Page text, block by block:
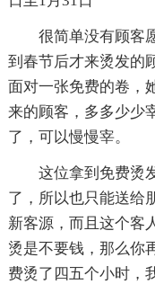
很简单没有顾客愿
到春节后才来烫发的
面对一张免费的卷，
来的顾客，多多少少
了，可以慢慢宰。
这位拿到免费烫发
了，所以也只能送给
新客源，而且这个客
烫是不要钱，那么你
费烫了四五个小时，